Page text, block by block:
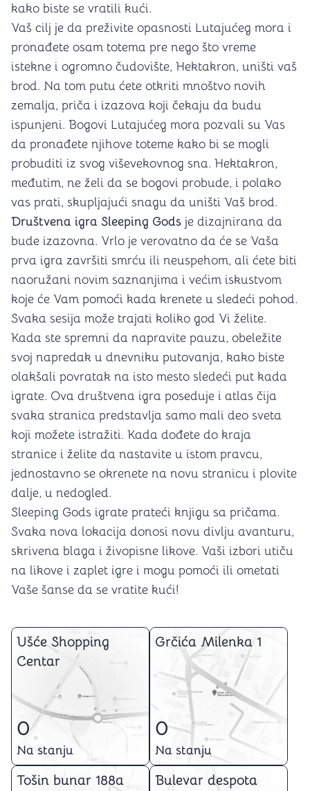
kako biste se vratili kući.
Vaš cilj je da preživite opasnosti Lutajućeg mora i
pronađete osam totema pre nego što vreme
istekne i ogromno čudovište, Hektakron, uništi vaš
brod. Na tom putu ćete otkriti mnoštvo novih
zemalja, priča i izazova koji čekaju da budu
ispunjeni. Bogovi Lutajućeg mora pozvali su Vas
da pronađete njihove toteme kako bi se mogli
probuditi iz svog viševekovnog sna. Hektakron,
međutim, ne želi da se bogovi probude, i polako
vas prati, skupljajući snagu da uništi Vaš brod.
Društvena igra Sleeping Gods je dizajnirana da
bude izazovna. Vrlo je verovatno da će se Vaša
prva igra završiti smrću ili neuspehom, ali ćete biti
naoružani novim saznanjima i većim iskustvom
koje će Vam pomoći kada krenete u sledeći pohod.
Svaka sesija može trajati koliko god Vi želite.
Kada ste spremni da napravite pauzu, obeležite
svoj napredak u dnevniku putovanja, kako biste
olakšali povratak na isto mesto sledeći put kada
igrate. Ova društvena igra poseduje i atlas čija
svaka stranica predstavlja samo mali deo sveta
koji možete istražiti. Kada dođete do kraja
stranice i želite da nastavite u istom pravcu,
jednostavno se okrenete na novu stranicu i plovite
dalje, u nedogled.
Sleeping Gods igrate prateći knjigu sa pričama.
Svaka nova lokacija donosi novu divlju avanturu,
skrivena blaga i živopisne likove. Vaši izbori utiču
na likove i zaplet igre i mogu pomoći ili ometati
Vaše šanse da se vratite kući!
Ušće Shopping
Centar
0
Na stanju
Grčića Milenka 1
0
Na stanju
Tošin bunar 188a Bulevar despota